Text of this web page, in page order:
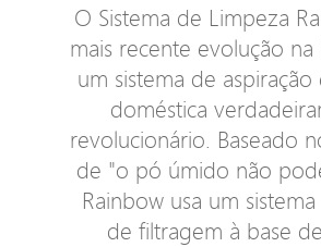
O Sistema de Limpeza
mais recente evolução
um sistema de
doméstica
revolucionário. Baseado
de "o pó úmido não
Rainbow usa um
de filtragem à base